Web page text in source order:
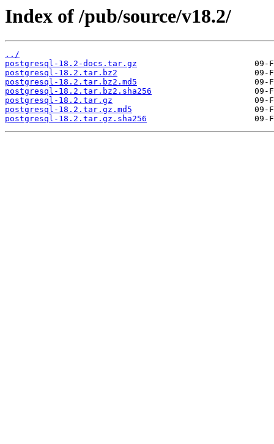
Index of /pub/source/v18.2/
../
postgresql-18.2-docs.tar.gz
postgresql-18.2.tar.bz2
postgresql-18.2.tar.bz2.md5
postgresql-18.2.tar.bz2.sha256
postgresql-18.2.tar.gz
postgresql-18.2.tar.gz.md5
postgresql-18.2.tar.gz.sha256